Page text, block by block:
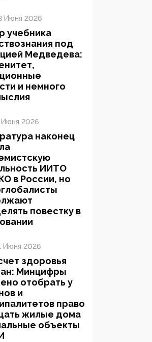
Июня 2026
учебника
под
Медведева:
и немного
Июня 2026
наконец
ИИТО
в России, но
повестку в
Июня 2026
здоровья
Минцифры
отобрать у
и
право
жилые дома
объекты